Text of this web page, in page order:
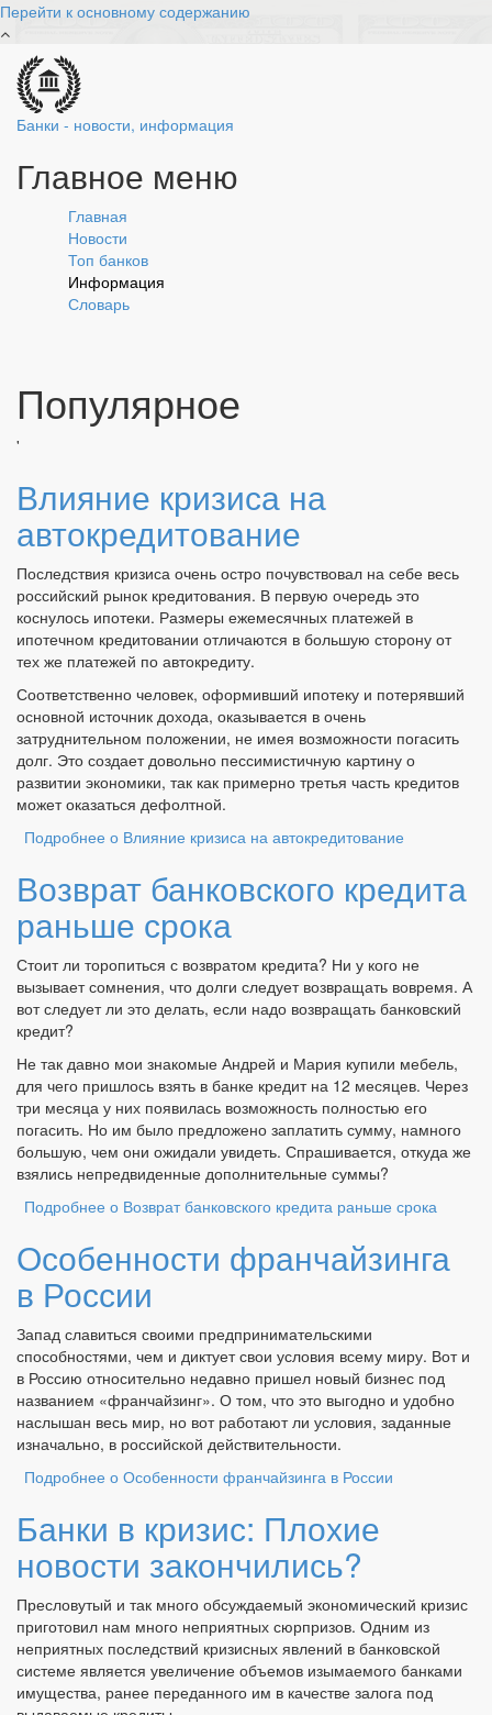
Перейти к основному содержанию
Банки - новости, информация
Главное меню
Главная
Новости
Топ банков
Информация
Словарь
Популярное
'
Влияние кризиса на
автокредитование
Последствия кризиса очень остро почувствовал на себе весь
российский рынок кредитования. В первую очередь это
коснулось ипотеки. Размеры ежемесячных платежей в
ипотечном кредитовании отличаются в большую сторону от
тех же платежей по автокредиту.
Соответственно человек, оформивший ипотеку и потерявший
основной источник дохода, оказывается в очень
затруднительном положении, не имея возможности погасить
долг. Это создает довольно пессимистичную картину о
развитии экономики, так как примерно третья часть кредитов
может оказаться дефолтной.
Подробнее о Влияние кризиса на автокредитование
Возврат банковского кредита
раньше срока
Стоит ли торопиться с возвратом кредита? Ни у кого не
вызывает сомнения, что долги следует возвращать вовремя. А
вот следует ли это делать, если надо возвращать банковский
кредит?
Не так давно мои знакомые Андрей и Мария купили мебель,
для чего пришлось взять в банке кредит на 12 месяцев. Через
три месяца у них появилась возможность полностью его
погасить. Но им было предложено заплатить сумму, намного
большую, чем они ожидали увидеть. Спрашивается, откуда же
взялись непредвиденные дополнительные суммы?
Подробнее о Возврат банковского кредита раньше срока
Особенности франчайзинга
в России
Запад славиться своими предпринимательскими
способностями, чем и диктует свои условия всему миру. Вот и
в Россию относительно недавно пришел новый бизнес под
названием «франчайзинг». О том, что это выгодно и удобно
наслышан весь мир, но вот работают ли условия, заданные
изначально, в российской действительности.
Подробнее о Особенности франчайзинга в России
Банки в кризис: Плохие
новости закончились?
Пресловутый и так много обсуждаемый экономический кризис
приготовил нам много неприятных сюрпризов. Одним из
неприятных последствий кризисных явлений в банковской
системе является увеличение объемов изымаемого банками
имущества, ранее переданного им в качестве залога под